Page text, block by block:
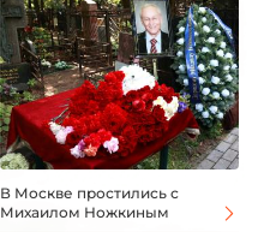
В Москве простились с
Михаилом Ножкиным